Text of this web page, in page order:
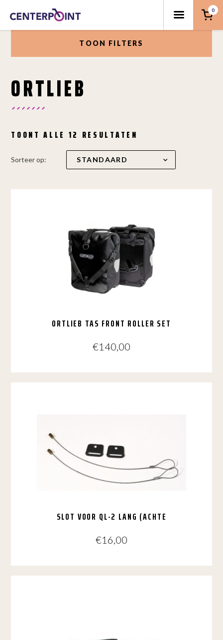
0
ORTLIEB
TOONT ALLE 12 RESULTATEN
Sorteer op:
ORTLIEB TAS FRONT ROLLER SET
€140,00
SLOT VOOR QL-2 LANG (ACHTE
€16,00
TOON FILTERS